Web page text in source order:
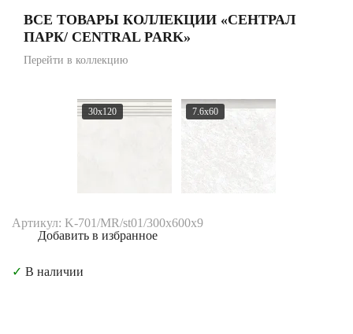
ВСЕ ТОВАРЫ КОЛЛЕКЦИИ «СЕНТРАЛ
ПАРК/ CENTRAL PARK»
Перейти в коллекцию
30x120 7.6x60
Артикул: K-701/MR/st01/300x600x9
Добавить в избранное
✓ В наличии